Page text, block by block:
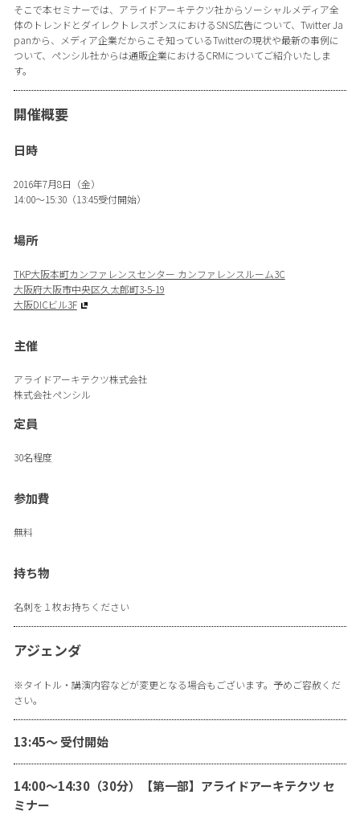
そこで本セミナーでは、アライドアーキテクツ社からソーシャルメディア全
体のトレンドとダイレクトレスポンスにおけるSNS広告について、Twitter Ja
panから、メディア企業だからこそ知っているTwitterの現状や最新の事例に
ついて、ペンシル社からは通販企業におけるCRMについてご紹介いたしま
す。
開催概要
日時
2016年7月8日（金）
14:00〜15:30（13:45受付開始）
場所
TKP大阪本町カンファレンスセンター カンファレンスルーム3C
大阪府大阪市中央区久太郎町3-5-19
大阪DICビル3F
主催
アライドアーキテクツ株式会社
株式会社ペンシル
定員
30名程度
参加費
無料
持ち物
名刺を１枚お持ちください
アジェンダ
※タイトル・講演内容などが変更となる場合もございます。予めご容赦くだ
さい。
13:45〜 受付開始
14:00〜14:30（30分）【第一部】アライドアーキテクツ セ
ミナー